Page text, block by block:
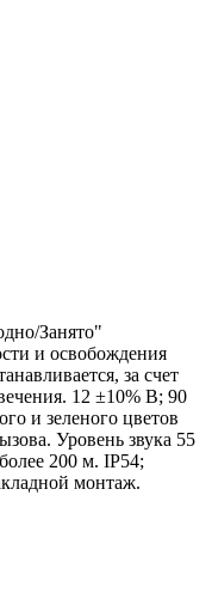
Занято"
и освобождения
за счет
12 ±10% В; 90
и зеленого цветов
Уровень звука 55
200 м. IP54;
монтаж.